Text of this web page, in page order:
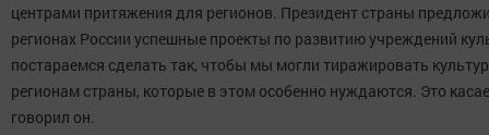
центрами притяжения для регионов. Президент страны
регионах России успешные проекты по развитию учреждений
постараемся сделать так, чтобы мы могли тиражировать
регионам страны, которые в этом особенно нуждаются. Это
говорил он.